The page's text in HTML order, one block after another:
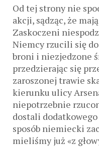
Od tej strony nie
akcji, sądząc, że
Zaskoczeni
Niemcy rzucili się
broni i niezjedzone
przedzierając się
zaroszonej trawie
kierunku ulicy
niepotrzebnie
dostali
sposób niemiecki
mieliśmy już «z